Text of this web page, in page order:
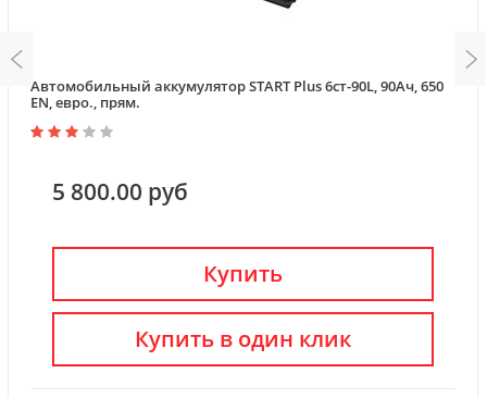
Автомобильный аккумулятор START Plus 6ст-90L, 90Ач, 650
EN, евро., прям.
5 800.00 руб
Купить
Купить в один клик